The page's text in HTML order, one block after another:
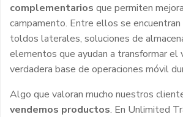
complementarios que permiten
campamento. Entre ellos se encuentran
toldos laterales, soluciones de
elementos que ayudan a transformar el
verdadera base de operaciones móvil
Algo que valoran mucho nuestros
vendemos productos. En Unlimited